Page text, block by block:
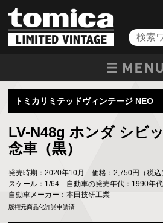
トミカリミテッドヴィンテージ NEO
LV-N48g ホンダ シビ
念車（黒）
発売時期： 2020年10月
価格：2,750円（税
スケール： 1/64 自動車の発売年代： 1990年代
自動車メーカー： 本田技研工業
版権元商品化許諾申請済